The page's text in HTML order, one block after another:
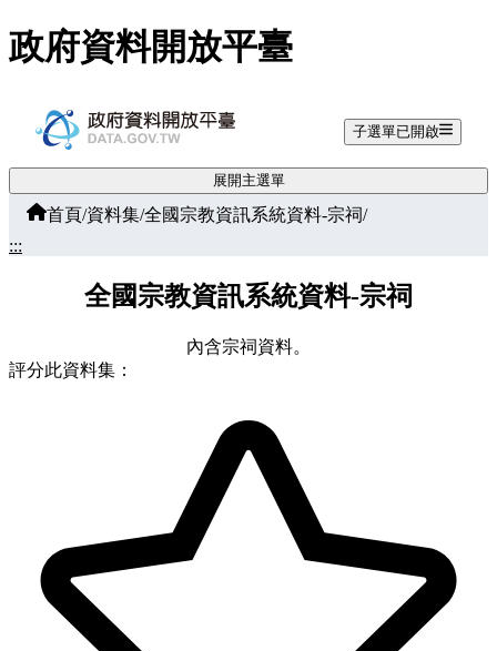
跳至主要內容
政府資料開放平臺
子選單已開啟
展開主選單
首頁/資料集/全國宗教資訊系統資料-宗祠/
:::
全國宗教資訊系統資料-宗祠
內含宗祠資料。
評分此資料集：